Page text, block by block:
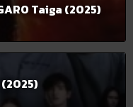
Taiga (2025)